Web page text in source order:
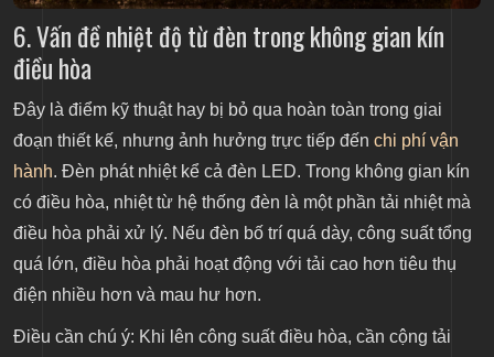
6. Vấn đề nhiệt độ từ đèn trong không gian kín
điều hòa
Đây là điểm kỹ thuật hay bị bỏ qua hoàn toàn trong giai
đoạn thiết kế, nhưng ảnh hưởng trực tiếp đến chi phí vận
hành. Đèn phát nhiệt kể cả đèn LED. Trong không gian kín
có điều hòa, nhiệt từ hệ thống đèn là một phần tải nhiệt mà
điều hòa phải xử lý. Nếu đèn bố trí quá dày, công suất tổng
quá lớn, điều hòa phải hoạt động với tải cao hơn tiêu thụ
điện nhiều hơn và mau hư hơn.
Điều cần chú ý: Khi lên công suất điều hòa, cần cộng tải